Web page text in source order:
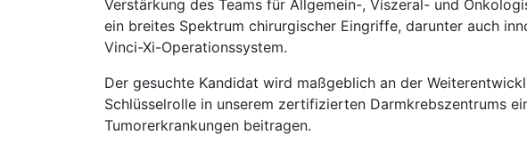
Verstärkung des Teams für Allgemein-, Viszeral- und
ein breites Spektrum chirurgischer Eingriffe, darunter auch
Vinci-Xi-Operationssystem.
Der gesuchte Kandidat wird maßgeblich an der
Schlüsselrolle in unserem zertifizierten Darmkrebszentrums
Tumorerkrankungen beitragen.